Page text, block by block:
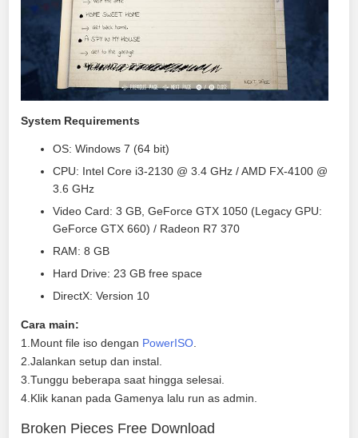
System Requirements
OS: Windows 7 (64 bit)
CPU: Intel Core i3-2130 @ 3.4 GHz / AMD FX-4100 @
3.6 GHz
Video Card: 3 GB, GeForce GTX 1050 (Legacy GPU:
GeForce GTX 660) / Radeon R7 370
RAM: 8 GB
Hard Drive: 23 GB free space
DirectX: Version 10
Cara main:
1.Mount file iso dengan PowerISO
2.Jalankan setup dan instal.
3.Tunggu beberapa saat hingga selesai.
4.Klik kanan pada Gamenya lalu run as admin.
Broken Pieces Free Download